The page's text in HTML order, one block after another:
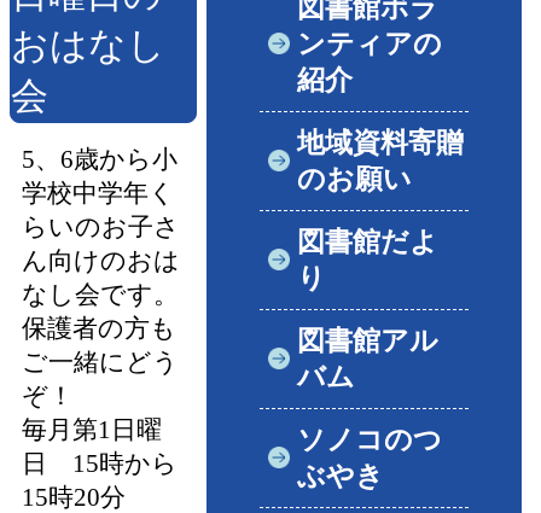
おはなし
会
5、6歳から小
学校中学年く
らいのお子さ
ん向けのおは
なし会です。
保護者の方も
ご一緒にどう
ぞ！
毎月第1日曜
日 15時から
15時20分
図書館ボラ
ンティアの
紹介
地域資料寄贈
のお願い
図書館だよ
り
図書館アル
バム
ソノコのつ
ぶやき